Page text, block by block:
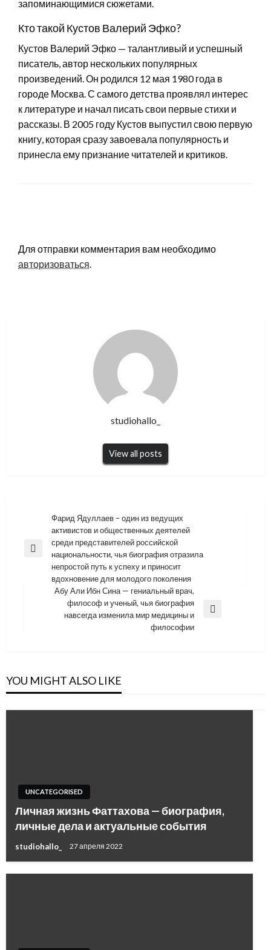
запоминающимися сюжетами.
Кто такой Кустов Валерий Эфко?
Кустов Валерий Эфко — талантливый и успешный
писатель, автор нескольких популярных
произведений. Он родился 12 мая 1980 года в
городе Москва. С самого детства проявлял интерес
к литературе и начал писать свои первые стихи и
рассказы. В 2005 году Кустов выпустил свою первую
книгу, которая сразу завоевала популярность и
принесла ему признание читателей и критиков.
Для отправки комментария вам необходимо
авторизоваться.
studiohallo_
View all posts
Навигация
записям
Previous
Фарид Ядуллаев – один из ведущих
активистов и общественных деятелей
среди представителей российской
национальности, чья биография отразила
непростой путь к успеху и приносит
вдохновение для молодого поколения
Абу Али Ибн Сина — гениальный врач,
философ и ученый, чья биография
навсегда изменила мир медицины и
философии
YOU MIGHT ALSO LIKE
UNCATEGORISED
Личная жизнь Фаттахова — биография,
личные дела и актуальные события
studiohallo_ 27 апреля 2022